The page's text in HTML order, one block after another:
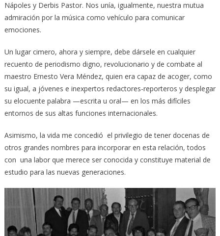
Nápoles y Derbis Pastor. Nos unía, igualmente, nuestra mutua
admiración por la música como vehículo para comunicar
emociones.
Un lugar cimero, ahora y siempre, debe dársele en cualquier
recuento de periodismo digno, revolucionario y de combate al
maestro Ernesto Vera Méndez, quien era capaz de acoger, como
su igual, a jóvenes e inexpertos redactores-reporteros y desplegar
su elocuente palabra —escrita u oral— en los más difíciles
entornos de sus altas funciones internacionales.
Asimismo, la vida me concedió el privilegio de tener docenas de
otros grandes nombres para incorporar en esta relación, todos
con una labor que merece ser conocida y constituye material de
estudio para las nuevas generaciones.